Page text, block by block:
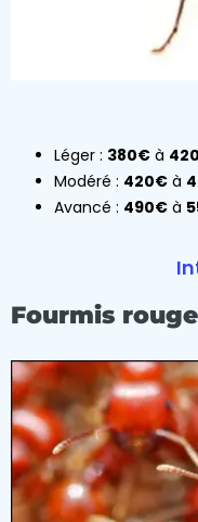
Léger : 380€ à
Modéré : 420€ à
Avancé : 490€ à
Fourmis